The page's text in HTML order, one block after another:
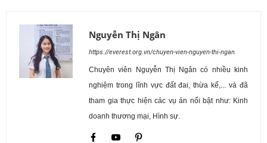
Nguyễn Thị Ngân
https://everest.org.vn/chuyen-vien-nguyen-thi-ngan
Chuyên viên Nguyễn Thị Ngân có nhiều kinh
nghiệm trong lĩnh vực đất đai, thừa kế,... và đã
tham gia thực hiện các vụ án nổi bật như: Kinh
doanh thương mại, Hình sự.